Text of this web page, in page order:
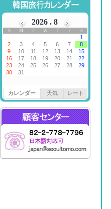
カレンダー 天気 レート